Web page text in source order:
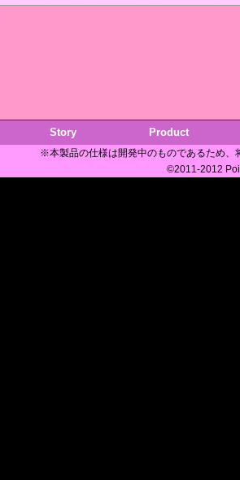
Story Product
※本製品の仕様は開発中のものであるため、
©2011-2012